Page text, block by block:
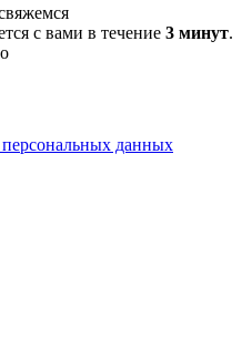
с вами в течение 3 минут.
персональных данных